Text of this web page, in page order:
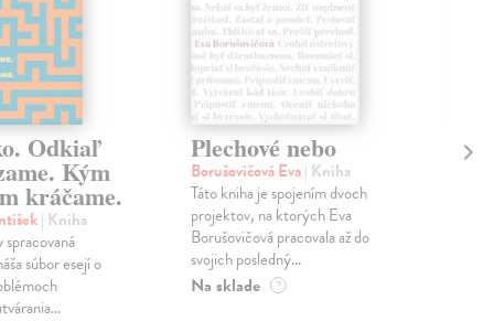
Odkiaľ
Kým
kráčame.
| Kniha
súbor esejí o
Plechové nebo
Borušovičová Eva| Kniha
Táto kniha je spojením dvoch
projektov, na ktorých Eva
Borušovičová pracovala až do
svojich posledný...
Na sklade ?